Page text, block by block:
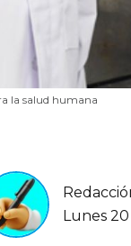
la salud humana
Lunes